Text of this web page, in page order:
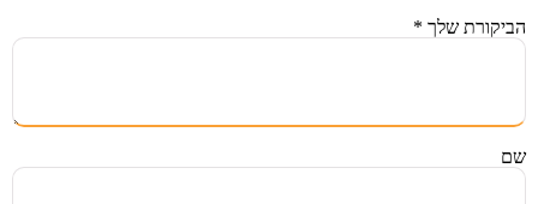
הביקורת שלך *
שם